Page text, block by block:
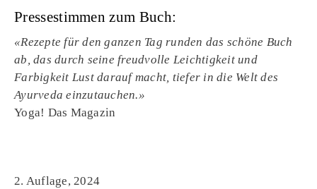
Pressestimmen zum Buch:
«Rezepte für den ganzen Tag runden das schöne Buch
ab, das durch seine freudvolle Leichtigkeit und
Farbigkeit Lust darauf macht, tiefer in die Welt des
Ayurveda einzutauchen.»
Yoga! Das Magazin
2. Auflage, 2024